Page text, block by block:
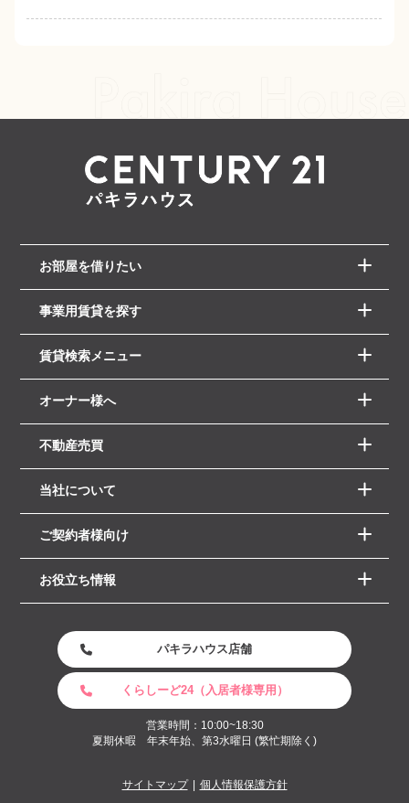
お部屋を借りたい
事業用賃貸を探す
賃貸検索メニュー
オーナー様へ
不動産売買
当社について
ご契約者様向け
お役立ち情報
パキラハウス店舗
くらしーど24（入居者様専用）
営業時間：10:00~18:30
夏期休暇 年末年始、第3水曜日 (繁忙期除く)
サイトマップ 個人情報保護方針